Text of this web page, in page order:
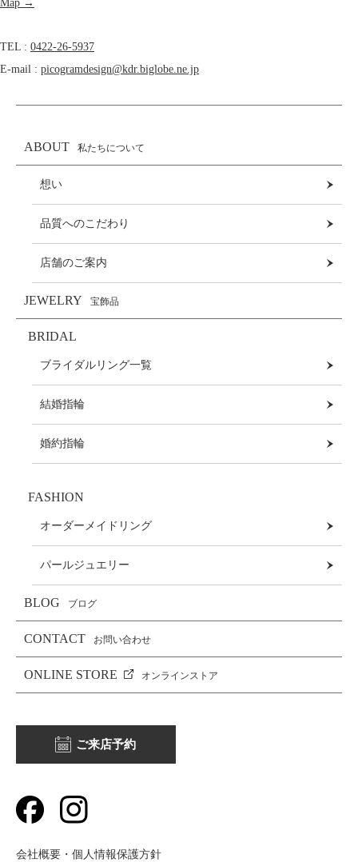
Map →
TEL : 0422-26-5937
E-mail : picogramdesign@kdr.biglobe.ne.jp
ABOUT 私たちについて
想い
品質へのこだわり
店舗のご案内
JEWELRY 宝飾品
BRIDAL
ブライダルリング一覧
結婚指輪
婚約指輪
FASHION
オーダーメイドリング
パールジュエリー
BLOG ブログ
CONTACT お問い合わせ
ONLINE STORE オンラインストア
ご来店予約
会社概要・個人情報保護方針